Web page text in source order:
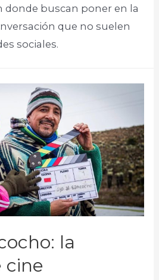
donde buscan poner en la
que no suelen
sociales.
la
cine